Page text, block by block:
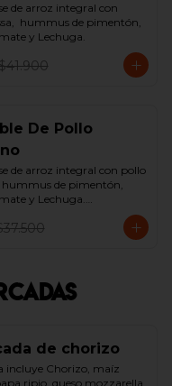
de arroz integral con
hummus de pimentón,
y Lechuga.
De Pollo
de arroz integral con pollo
hummus de pimentón,
y Lechuga.
de chorizo
incluye Chorizo, maíz
ripio, queso mozzarella,